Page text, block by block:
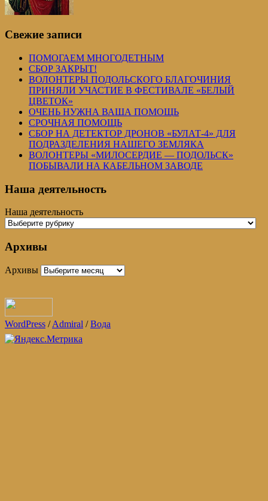
Свежие записи
ПОМОГАЕМ МНОГОДЕТНЫМ
СБОР ЗАКРЫТ!
ВОЛОНТЕРЫ ПОДОЛЬСКОГО БЛАГОЧИНИЯ
ПРИНЯЛИ УЧАСТИЕ В ФЕСТИВАЛЕ «БЕЛЫЙ
ЦВЕТОК»
ОЧЕНЬ НУЖНА ВАША ПОМОЩЬ
СРОЧНАЯ ПОМОЩЬ
СБОР НА ДЕТЕКТОР ДРОНОВ «БУЛАТ-4» ДЛЯ
ПОДРАЗДЕЛЕНИЯ НАШЕГО ЗЕМЛЯКА
ВОЛОНТЕРЫ «МИЛОСЕРДИЕ — ПОДОЛЬСК»
ПОБЫВАЛИ НА КАБЕЛЬНОМ ЗАВОДЕ
Наша деятельность
Наша деятельность
Архивы
Архивы
WordPress /Admiral /Вода